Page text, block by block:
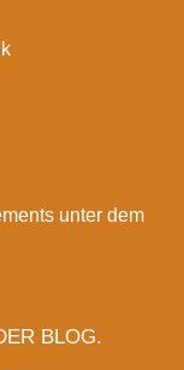
unter dem
BLOG.